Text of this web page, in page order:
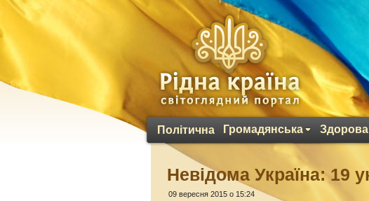
Політична Громадянська Здорова
Невідома Україна: 19
09 вересня 2015 о 15:24